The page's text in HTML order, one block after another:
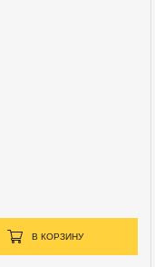
В КОРЗИНУ